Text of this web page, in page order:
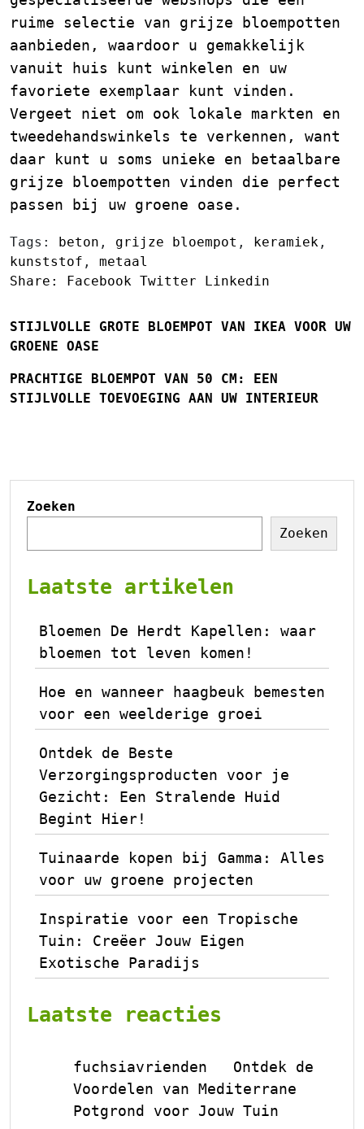
ruime selectie van grijze bloempotten
aanbieden, waardoor u gemakkelijk
vanuit huis kunt winkelen en uw
favoriete exemplaar kunt vinden.
Vergeet niet om ook lokale markten en
tweedehandswinkels te verkennen, want
daar kunt u soms unieke en betaalbare
grijze bloempotten vinden die perfect
passen bij uw groene oase.
Tags: beton , grijze bloempot , keramiek ,
kunststof , metaal
Share:
Facebook Twitter Linkedin
STIJLVOLLE GROTE BLOEMPOT VAN IKEA VOOR UW
GROENE OASE
PRACHTIGE BLOEMPOT VAN 50 CM: EEN
STIJLVOLLE TOEVOEGING AAN UW INTERIEUR
Zoeken
Zoeken
Laatste artikelen
Bloemen De Herdt Kapellen: waar
bloemen tot leven komen!
Hoe en wanneer haagbeuk bemesten
voor een weelderige groei
Ontdek de Beste
Verzorgingsproducten voor je
Gezicht: Een Stralende Huid
Begint Hier!
Tuinaarde kopen bij Gamma: Alles
voor uw groene projecten
Inspiratie voor een Tropische
Tuin: Creëer Jouw Eigen
Exotische Paradijs
Laatste reacties
fuchsiavrienden
Ontdek de
Voordelen van Mediterrane
Potgrond voor Jouw Tuin